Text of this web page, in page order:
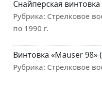
Снайперская
Рубрика: Стрелковое
по 1990 г.
Винтовка «Mauser 98»
Рубрика: Стрелковое